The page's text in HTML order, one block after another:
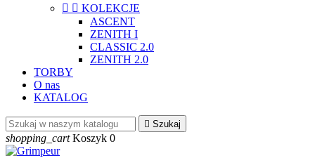
  KOLEKCJE
ASCENT
ZENITH I
CLASSIC 2.0
ZENITH 2.0
TORBY
O nas
KATALOG
 Szukaj
shopping_cart Koszyk 0